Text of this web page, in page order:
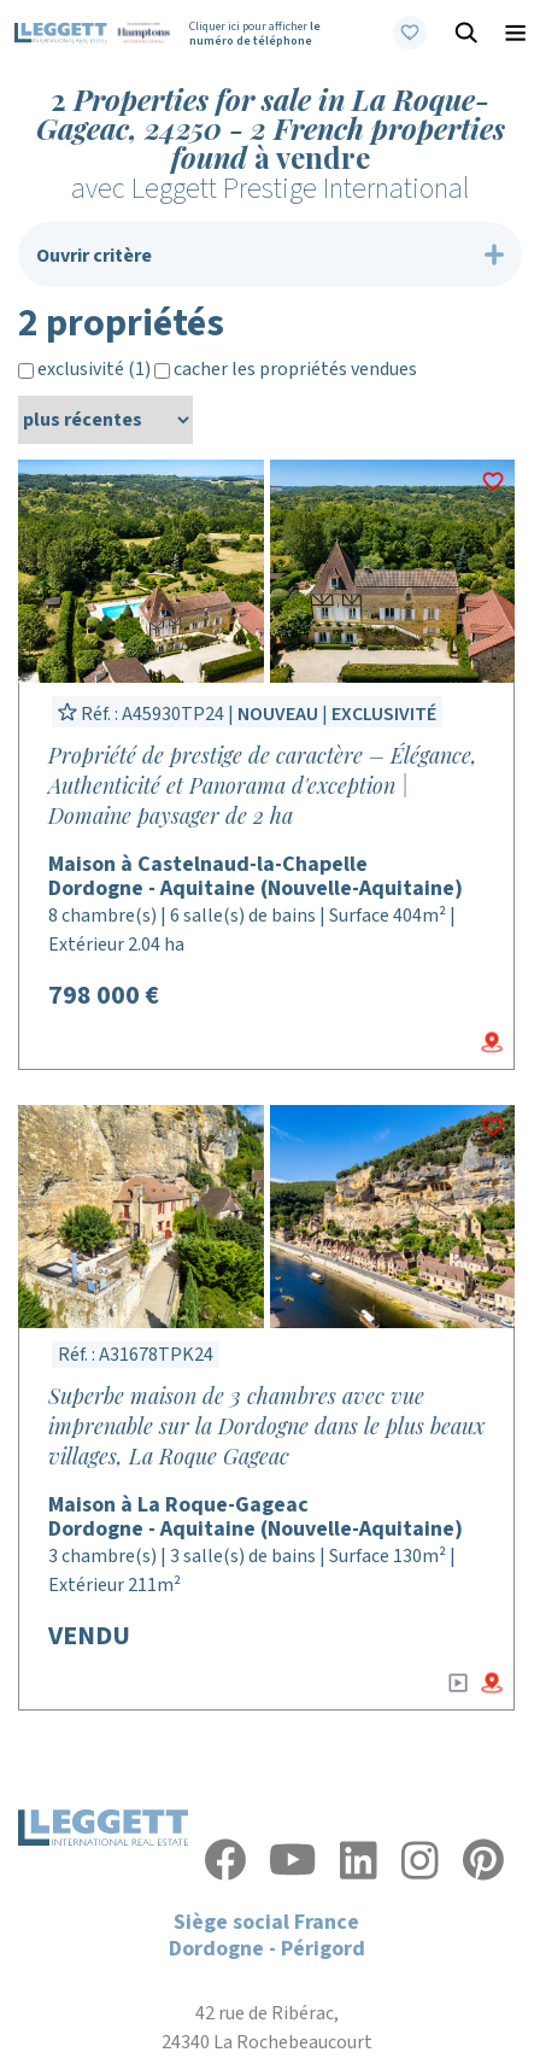
Cliquer ici pour afficherle
numéro de téléphone
2 Properties for sale in La Roque-
Gageac, 24250 - 2 French properties
foundà vendre
avec Leggett Prestige International
Ouvrir critère
2 propriétés
exclusivité (1) cacher les propriétés vendues
Réf. : A45930TP24 | NOUVEAU | EXCLUSIVITÉ
Propriété de prestige de caractère – Élégance,
Authenticité et Panorama d'exception |
Domaine paysager de 2 ha
Maison à Castelnaud-la-Chapelle
Dordogne - Aquitaine (Nouvelle-Aquitaine)
8 chambre(s) | 6 salle(s) de bains | Surface 404m² |
Extérieur 2.04 ha
798 000 €
Réf. : A31678TPK24
Superbe maison de 3 chambres avec vue
imprenable sur la Dordogne dans le plus beaux
villages, La Roque Gageac
Maison à La Roque-Gageac
Dordogne - Aquitaine (Nouvelle-Aquitaine)
3 chambre(s) | 3 salle(s) de bains | Surface 130m² |
Extérieur 211m²
VENDU
Siège social France
Dordogne - Périgord
42 rue de Ribérac,
24340 La Rochebeaucourt